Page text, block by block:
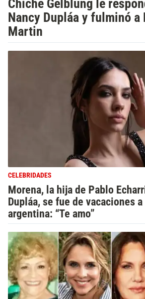
Chiche Gelblung le
Nancy Dupláa y fulminó a
Martin
CELEBRIDADES
Morena, la hija de Pablo
Dupláa, se fue de vacaciones
argentina: “Te amo”